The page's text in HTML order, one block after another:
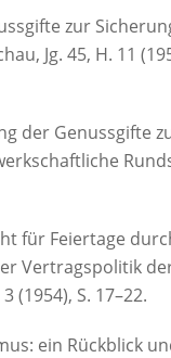
zur
Jg. 45, H. 11
der Genussgifte
für Feiertage
Vertragspolitik
(1954), S. 17–22.
ein Rückblick